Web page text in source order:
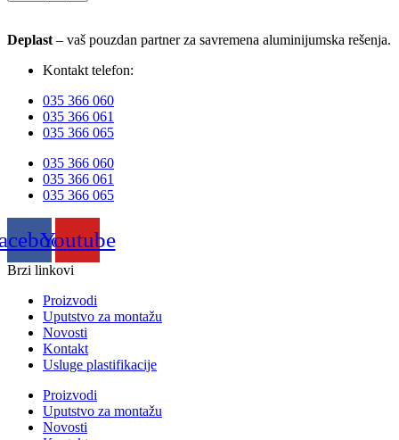
Deplast – vaš pouzdan partner za savremena aluminijumska rešenja.
Kontakt telefon:
035 366 060
035 366 061
035 366 065
035 366 060
035 366 061
035 366 065
Youtube
Brzi linkovi
Proizvodi
Uputstvo za montažu
Novosti
Kontakt
Usluge plastifikacije
Proizvodi
Uputstvo za montažu
Novosti